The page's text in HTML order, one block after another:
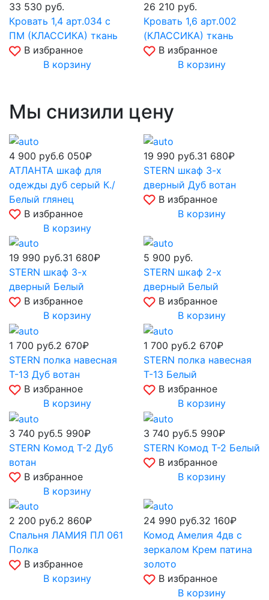
33 530 руб.
Кровать 1,4 арт.034 с
ПМ (КЛАССИКА) ткань
В избранное
В корзину
26 210 руб.
Кровать 1,6 арт.002
(КЛАССИКА) ткань
В избранное
В корзину
Мы снизили цену
4 900 руб.6 050₽
АТЛАНТА шкаф для
одежды дуб серый К./
Белый глянец
В избранное
В корзину
19 990 руб.31 680₽
STERN шкаф 3-х
дверный Дуб вотан
В избранное
В корзину
19 990 руб.31 680₽
STERN шкаф 3-х
дверный Белый
В избранное
В корзину
5 900 руб.
STERN шкаф 2-х
дверный Белый
В избранное
В корзину
1 700 руб.2 670₽
STERN полка навесная
Т-13 Дуб вотан
В избранное
В корзину
1 700 руб.2 670₽
STERN полка навесная
Т-13 Белый
В избранное
В корзину
3 740 руб.5 990₽
STERN Комод Т-2 Дуб
вотан
В избранное
В корзину
3 740 руб.5 990₽
STERN Комод Т-2 Белый
В избранное
В корзину
2 200 руб.2 860₽
Спальня ЛАМИЯ ПЛ 061
Полка
В избранное
В корзину
24 990 руб.32 160₽
Комод Амелия 4дв с
зеркалом Крем патина
золото
В избранное
В корзину